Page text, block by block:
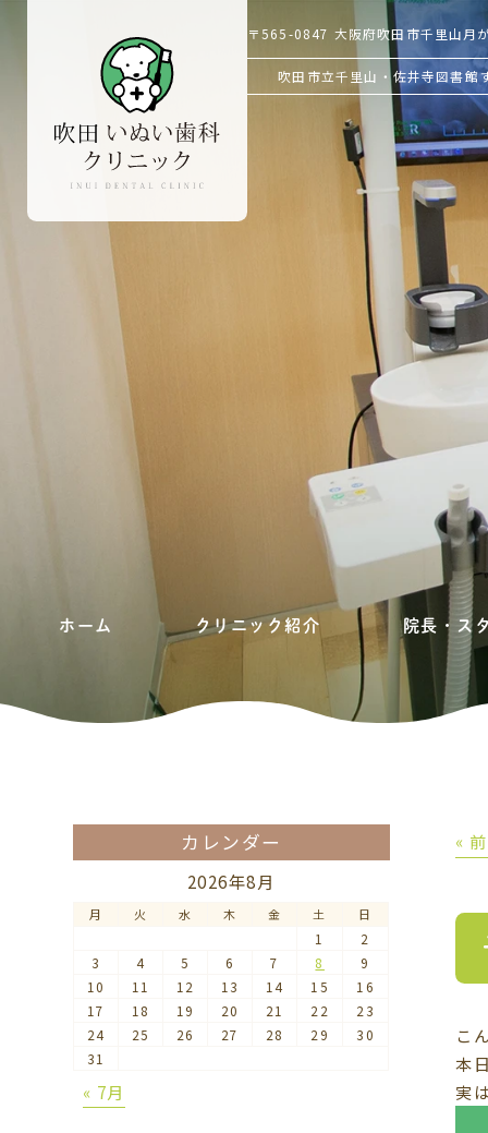
〒565-0847 大阪府吹田市千里山月
吹田市立千里山・佐井寺図書館
ホーム クリニック紹介 院長・ス
«
こ
本
実
カレンダー
2026年8月
月 火 水 木 金 土 日
1
2
3
4 5 6 7 8
9
10
11 12 13 14 15
16
17
18 19 20 21 22
23
24
25 26 27 28 29
30
31
« 7月